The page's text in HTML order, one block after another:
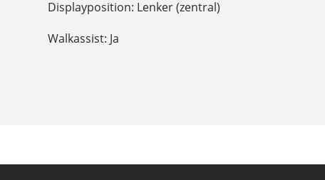
Displayposition: Lenker (zentral)
Walkassist: Ja